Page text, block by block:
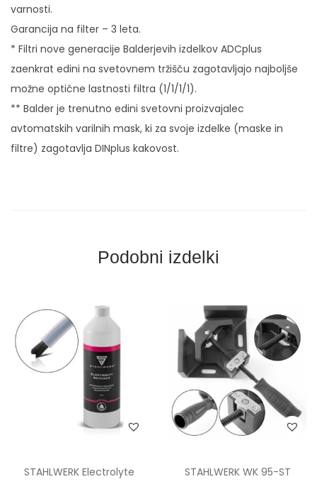
P
o
w
e
r
E
S
A
o
i
č
varnosti.
Garancija na filter – 3 leta.
* Filtri nove generacije Balderjevih izdelkov ADCplus
zaenkrat edini na svetovnem tržišču zagotavljajo najboljše
možne optične lastnosti filtra (1/1/1/1).
** Balder je trenutno edini svetovni proizvajalec
avtomatskih varilnih mask, ki za svoje izdelke (maske in
filtre) zagotavlja DINplus kakovost.
Podobni izdelki
STAHLWERK Electrolyte
STAHLWERK WK 95-ST